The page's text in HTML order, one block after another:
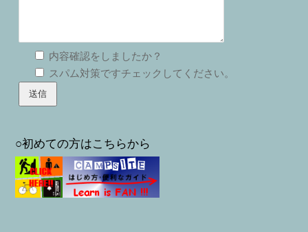
内容確認をしましたか？
スパム対策ですチェックしてください。
○初めての方はこちらから